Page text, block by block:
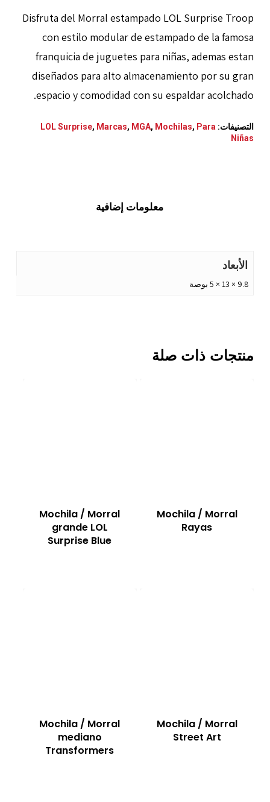
Disfruta del Morral estampado LOL Surprise Troop
con estilo modular de estampado de la famosa
franquicia de juguetes para niñas, ademas estan
diseñados para alto almacenamiento por su gran
espacio y comodidad con su espaldar acolchado.
التصنيفات: LOL Surprise, Marcas, MGA, Mochilas, Para
Niñas
معلومات إضافية
الأبعاد
9.8 × 13 × 5 بوصة
منتجات ذات صلة
Mochila / Morral
Rayas
Mochila / Morral
grande LOL
Surprise Blue
Mochila / Morral
Street Art
Mochila / Morral
mediano
Transformers